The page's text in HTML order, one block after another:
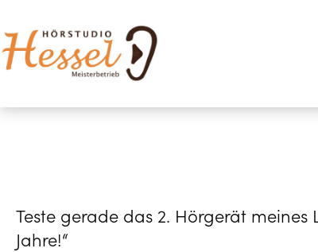
Teste gerade das 2. Hörgerät
Jahre!“